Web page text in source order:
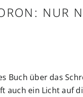
NUR
Buch über das
auch ein Licht auf